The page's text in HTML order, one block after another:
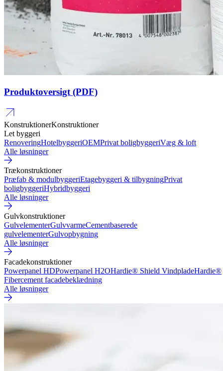
Produktoversigt (PDF)
KonstruktionerKonstruktioner
Let byggeri
RenoveringHotelbyggeriOEMPrivat boligbyggeriVæg & loft
Alle løsninger
Trækonstruktioner
Præfab & modulbyggeriEtagebyggeri & tilbygningPrivat
boligbyggeriHybridbyggeri
Alle løsninger
Gulvkonstruktioner
GulvelementerGulvvarmeCementbaserede
gulvelementerGulvopbygning
Alle løsninger
Facadekonstruktioner
Powerpanel HDPowerpanel H2OHardie® Shield VindpladeHardie®
Fibercement facadebeklædning
Alle løsninger